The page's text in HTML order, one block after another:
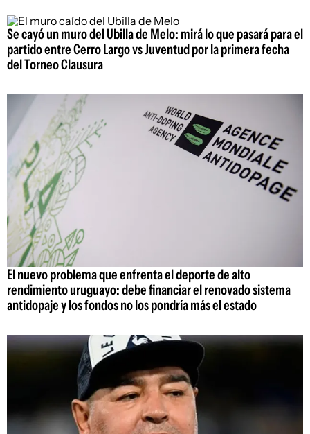
Se cayó un muro del Ubilla de Melo: mirá lo que pasará para el
partido entre Cerro Largo vs Juventud por la primera fecha
del Torneo Clausura
El nuevo problema que enfrenta el deporte de alto
rendimiento uruguayo: debe financiar el renovado sistema
antidopaje y los fondos no los pondría más el estado